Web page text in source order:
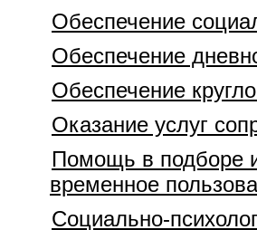
Обеспечение
Обеспечение
Обеспечение
Оказание услуг
Помощь в подборе
временное
Социально-